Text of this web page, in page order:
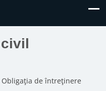
Obligaţia de întreţinere